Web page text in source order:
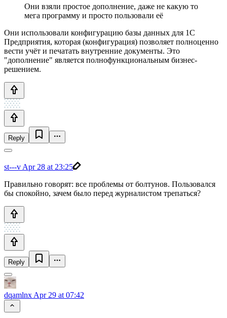
Они взяли простое дополнение, даже не какую то
мега программу и просто пользовали её
Они использовали конфигурацию базы данных для 1С
Предприятия, которая (конфигурация) позволяет полноценно
вести учёт и печатать внутренние документы. Это
"дополнение" является полнофункциональным бизнес-
решением.
Reply
st---v Apr 28 at 23:25
Правильно говорят: все проблемы от болтунов. Пользовался
бы спокойно, зачем было перед журналистом трепаться?
Reply
dqamlnx Apr 29 at 07:42